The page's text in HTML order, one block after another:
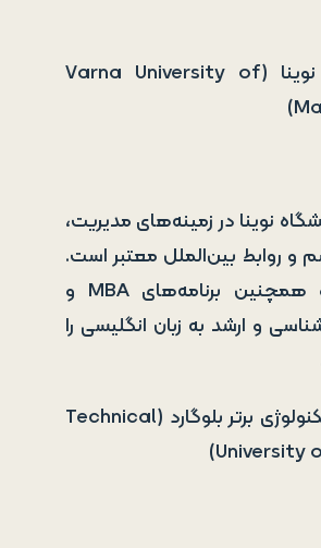
4. دانشگاه نوینا (Varna University of
نوینا در زمینه‌های مدیریت،
و روابط بین‌الملل معتبر است.
این دانشگاه همچنین برنامه‌های MBA و
و ارشد به زبان انگلیسی را
5. دانشگاه تکنولوژی برتر بلوگارد (Technical
University